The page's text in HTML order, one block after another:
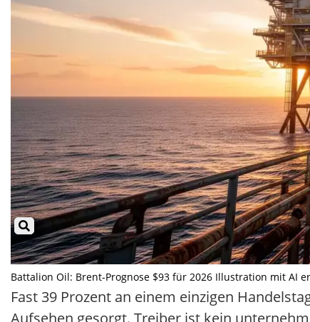
Battalion Oil: Brent-Prognose $93 für 2026 Illustration mit AI
Fast 39 Prozent an einem einzigen